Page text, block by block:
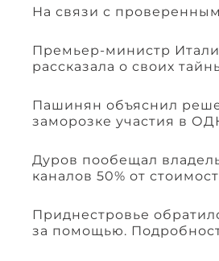
На связи с
Премьер-министр
рассказала о своих
Пашинян объяснил
заморозке участия в
Дуров пообещал
каналов 50% от
Приднестровье
за помощью.